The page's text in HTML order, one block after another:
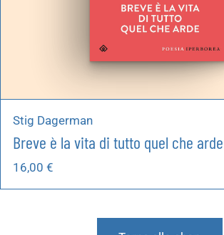
Stig Dagerman
Breve è la vita di tutto quel che arde
16,00 €